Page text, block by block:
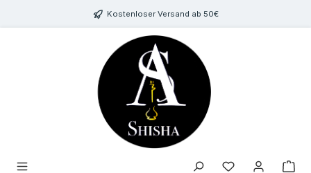
Zum Hauptinhalt springenKostenloser Versand ab 50€
Du hast 0